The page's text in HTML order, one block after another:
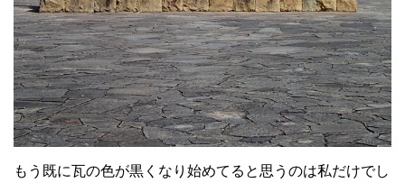
もう既に瓦の色が黒くなり始めてると思うのは私だけでし